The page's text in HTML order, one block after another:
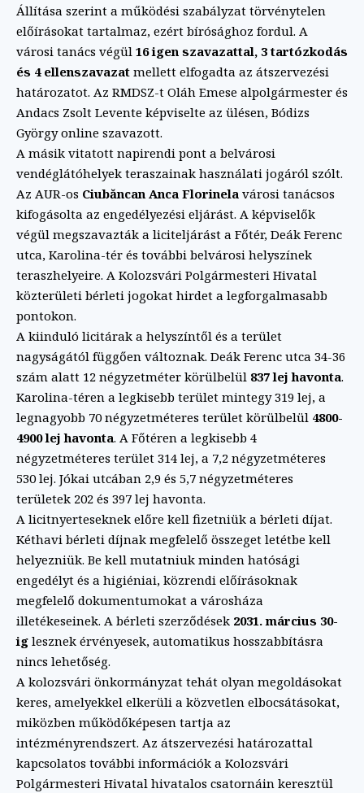
Állítása szerint a működési szabályzat törvénytelen
előírásokat tartalmaz, ezért bírósághoz fordul. A
városi tanács végül 16 igen szavazattal, 3 tartózkodás
és 4 ellenszavazat mellett elfogadta az átszervezési
határozatot. Az RMDSZ-t Oláh Emese alpolgármester és
Andacs Zsolt Levente képviselte az ülésen, Bódizs
György online szavazott.
A másik vitatott napirendi pont a belvárosi
vendéglátóhelyek teraszainak használati jogáról szólt.
Az AUR-os Ciubăncan Anca Florinela városi tanácsos
kifogásolta az engedélyezési eljárást. A képviselők
végül megszavazták a liciteljárást a Főtér, Deák Ferenc
utca, Karolina-tér és további belvárosi helyszínek
teraszhelyeire. A Kolozsvári Polgármesteri Hivatal
közterületi bérleti jogokat hirdet a legforgalmasabb
pontokon.
A kiinduló licitárak a helyszíntől és a terület
nagyságától függően változnak. Deák Ferenc utca 34-36
szám alatt 12 négyzetméter körülbelül 837 lej havonta.
Karolina-téren a legkisebb terület mintegy 319 lej, a
legnagyobb 70 négyzetméteres terület körülbelül 4800-
4900 lej havonta. A Főtéren a legkisebb 4
négyzetméteres terület 314 lej, a 7,2 négyzetméteres
530 lej. Jókai utcában 2,9 és 5,7 négyzetméteres
területek 202 és 397 lej havonta.
A licitnyerteseknek előre kell fizetniük a bérleti díjat.
Kéthavi bérleti díjnak megfelelő összeget letétbe kell
helyezniük. Be kell mutatniuk minden hatósági
engedélyt és a higiéniai, közrendi előírásoknak
megfelelő dokumentumokat a városháza
illetékeseinek. A bérleti szerződések 2031. március 30-
ig lesznek érvényesek, automatikus hosszabbításra
nincs lehetőség.
A kolozsvári önkormányzat tehát olyan megoldásokat
keres, amelyekkel elkerüli a közvetlen elbocsátásokat,
miközben működőképesen tartja az
intézményrendszert. Az átszervezési határozattal
kapcsolatos további információk a Kolozsvári
Polgármesteri Hivatal hivatalos csatornáin keresztül